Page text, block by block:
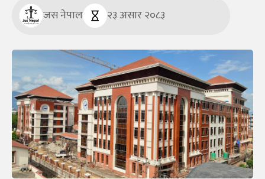
जस नेपाल २३ असार २०८३